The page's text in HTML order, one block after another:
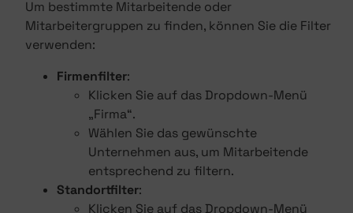
Um bestimmte Mitarbeitende oder
Mitarbeitergruppen zu finden, können Sie die Filter
verwenden:
Firmenfilter:
Klicken Sie auf das Dropdown-Menü
„Firma“.
Wählen Sie das gewünschte
Unternehmen aus, um Mitarbeitende
entsprechend zu filtern.
Standortfilter:
Klicken Sie auf das Dropdown-Menü